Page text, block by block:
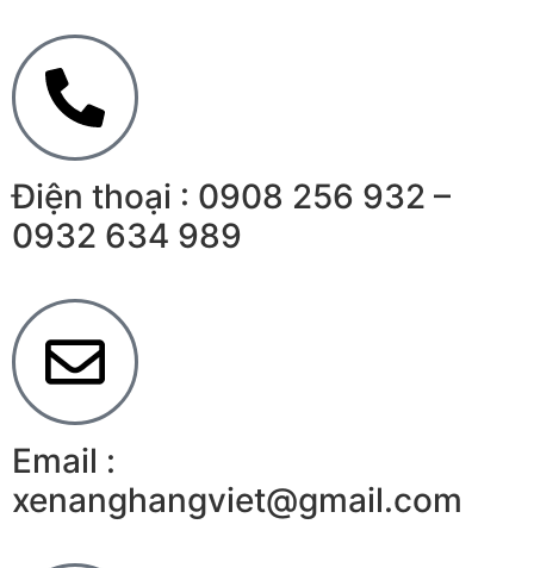
Điện thoại : 0908 256 932 –
0932 634 989
Email :
xenanghangviet@gmail.com